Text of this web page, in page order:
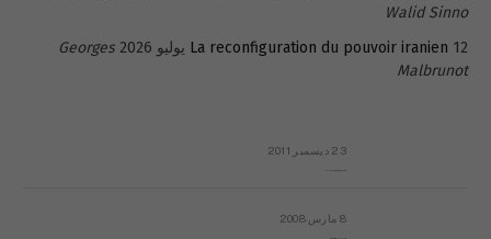
Walid Sinno
La reconfiguration du pouvoir iranien 12 يوليو 2026
Georges
Malbrunot
23 ديسمبر 2011
8 مارس 2008